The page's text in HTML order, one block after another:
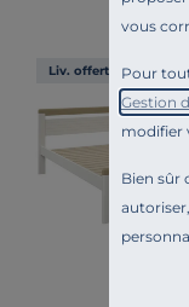
vous
Pour
Gestion
modifier
Bien sûr
Liv. offerte